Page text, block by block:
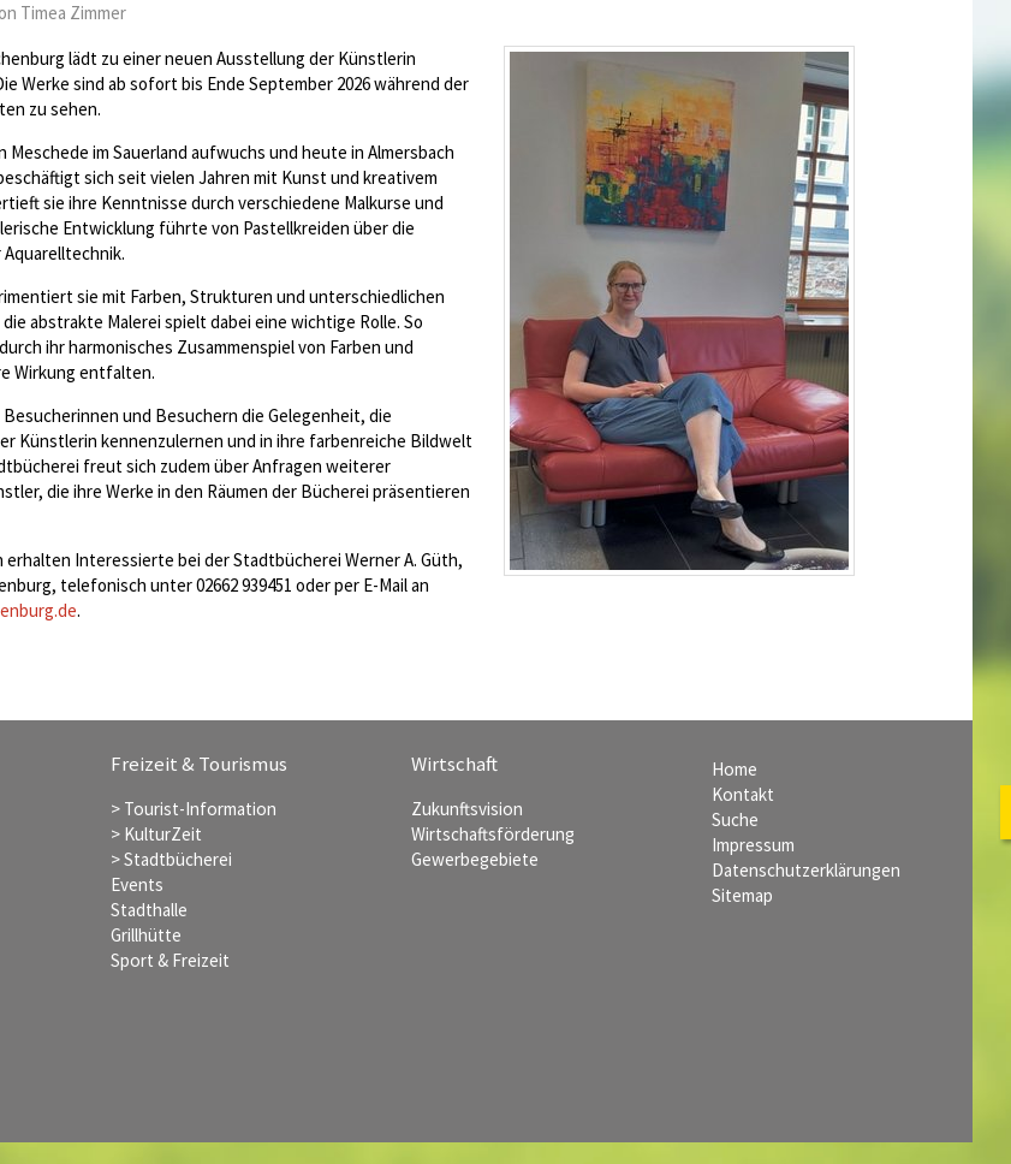
Timea Zimmer
lädt zu einer neuen Ausstellung der Künstlerin
Werke sind ab sofort bis Ende September 2026 während der
zu sehen.
Meschede im Sauerland aufwuchs und heute in Almersbach
sich seit vielen Jahren mit Kunst und kreativem
sie ihre Kenntnisse durch verschiedene Malkurse und
Entwicklung führte von Pastellkreiden über die
Aquarelltechnik.
sie mit Farben, Strukturen und unterschiedlichen
abstrakte Malerei spielt dabei eine wichtige Rolle. So
ihr harmonisches Zusammenspiel von Farben und
Wirkung entfalten.
und Besuchern die Gelegenheit, die
Künstlerin kennenzulernen und in ihre farbenreiche Bildwelt
freut sich zudem über Anfragen weiterer
die ihre Werke in den Räumen der Bücherei präsentieren
Interessierte bei der Stadtbücherei Werner A. Güth,
telefonisch unter 02662 939451 oder per E-Mail an
.
Freizeit & Tourismus
> Tourist-Information
> KulturZeit
> Stadtbücherei
Events
Stadthalle
Grillhütte
Sport & Freizeit
Wirtschaft
Zukunftsvision
Wirtschaftsförderung
Gewerbegebiete
Home
Kontakt
Suche
Impressum
Datenschutzerklärungen
Sitemap